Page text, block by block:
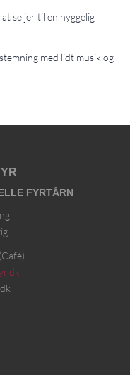
se jer til en hyggelig
med lidt musik og
FYRTÅRN
(Café)